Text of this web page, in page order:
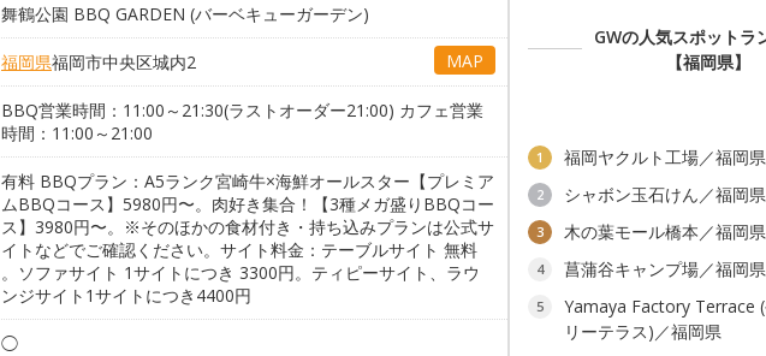
舞鶴公園 BBQ GARDEN (バーベキューガーデン)
福岡県福岡市中央区城内2 MAP
BBQ営業時間：11:00～21:30(ラストオーダー21:00) カフェ営業
時間：11:00～21:00
有料 BBQプラン：A5ランク宮崎牛×海鮮オールスター【プレミア
ムBBQコース】5980円〜。肉好き集合！【3種メガ盛りBBQコー
ス】3980円〜。※そのほかの食材付き・持ち込みプランは公式サ
イトなどでご確認ください。サイト料金：テーブルサイト 無料
。ソファサイト 1サイトにつき 3300円。ティピーサイト、ラウ
ンジサイト1サイトにつき4400円
◯
GWの人気スポットラ
【福岡県】
1 福岡ヤクルト工場／福岡県
2 シャボン玉石けん／福岡県
3 木の葉モール橋本／福岡県
4 菖蒲谷キャンプ場／福岡県
5
Yamaya Factory Terrace
リーテラス)／福岡県